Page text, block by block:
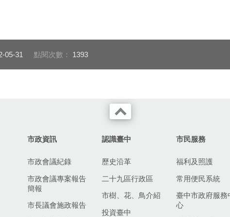
05-31 點閱次數： 1393
市政資訊
市政會議紀錄
市政會議專案報告
簡報
市長議會施政報告
認識臺中
歷史沿革
二十九區行政區
市樹、花、鳥介紹
投資臺中
市民服務
福利及照護
常用便民系統
臺中市政府服務
心